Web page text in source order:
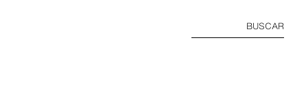
BUSCAR